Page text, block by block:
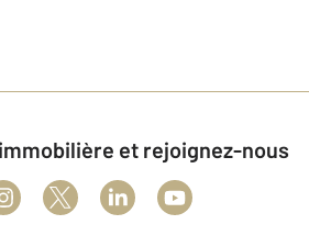
immobilière et rejoignez-nous